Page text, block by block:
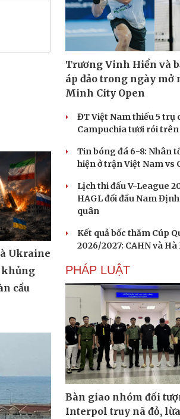
Ukraine
khủng
cầu
Trương Vinh Hiển và
áp đảo trong ngày mở
Minh City Open
ĐT Việt Nam thiếu 5 trụ
Campuchia tươi rói
Tin bóng đá 6-8: Nhân
hiện ở trận Việt Nam vs
Lịch thi đấu V-League
HAGL đối đầu Nam
quân
Kết quả bốc thăm Cúp
2026/2027: CAHN và Hà
PHÁP LUẬT
Bàn giao nhóm đối
Interpol truy nã đỏ,